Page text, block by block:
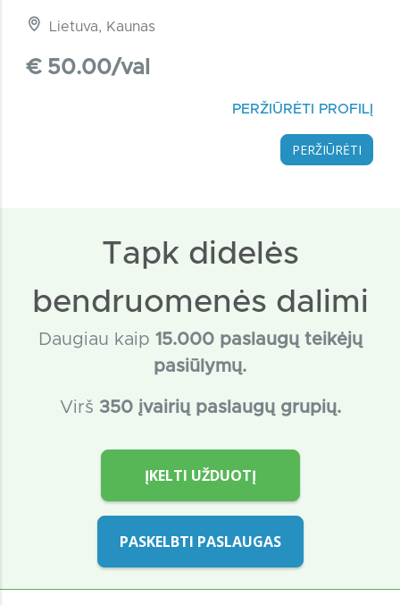
Lietuva, Kaunas
€ 50.00/val
PERŽIŪRĖTI PROFILĮ
PERŽIŪRĖTI
Tapk didelės
bendruomenės dalimi
Daugiau kaip 15.000 paslaugų teikėjų
pasiūlymų.
Virš 350 įvairių paslaugų grupių.
ĮKELTI UŽDUOTĮ
PASKELBTI PASLAUGAS